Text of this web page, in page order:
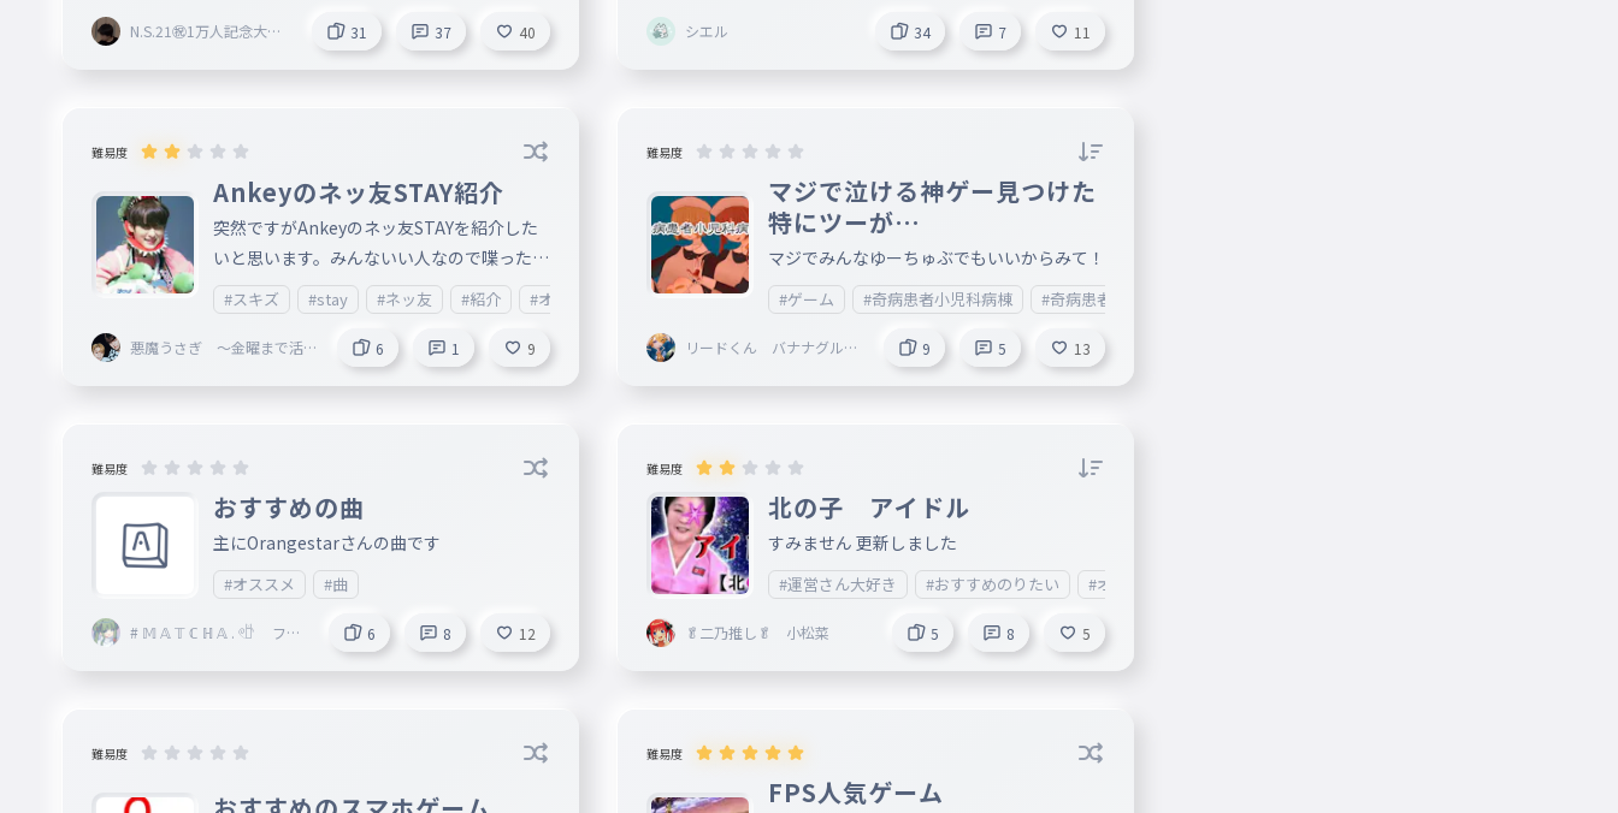
N.S.21㊗︎1万人記念大会
31 37 40 シエル 34 7 11
難易度
Ankeyのネッ友STAY紹介
突然ですがAnkeyのネッ友STAYを紹介した
いと思います。みんないい人なので喋ったこ
とのないSTAYの人は退会してしまった人以
外の人とは一度話したほうが良いと思います
！ ※画像はリノのケミです！紹介してる人
たちのアイコンではないのでご注意を！
#スキズ #stay #ネッ友 #紹介 #オススメ
悪魔うさぎ 〜金曜まで活動
6 1 9
難易度
マジで泣ける神ゲー見つけた
特にツーが…
マジでみんなゆーちゅぶでもいいからみて！
#ゲーム #奇病患者小児科病棟 #奇病患者小児科病棟ツー
リードくん バナナグルー
9 5 13
難易度
おすすめの曲
主にOrangestarさんの曲です
#オススメ #曲
# 𝕄 𝔸 𝕋 ℂ ℍ 𝔸 . 𓏲𓎨 フォ
6 8 12
難易度
北の子 アイドル
すみません 更新しました
#運営さん大好き #おすすめのりたい #オススメ
🥬二乃推し🥬 小松菜 5 8 5
難易度 難易度
FPS人気ゲーム